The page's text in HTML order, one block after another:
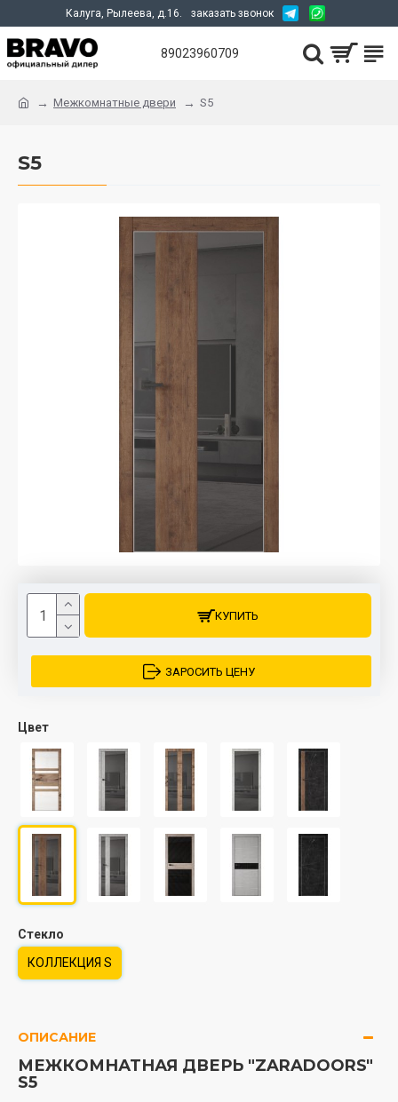
Калуга, Рылеева, д.16. заказать звонок
89023960709
Межкомнатные двери S5
S5
Цвет
Стекло
КОЛЛЕКЦИЯ S
КУПИТЬ
ЗАРОСИТЬ ЦЕНУ
ОПИСАНИЕ
МЕЖКОМНАТНАЯ ДВЕРЬ "ZARADOORS"
S5